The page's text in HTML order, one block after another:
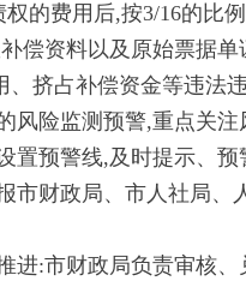
的费用后,按3/16的比例
资料以及原始票据单
挤占补偿资金等违法
监测预警,重点关注
预警线,及时提示、预
政局、市人社局、
市财政局负责审核、